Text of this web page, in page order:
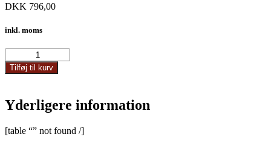
DKK 796,00
inkl. moms
antal
Tilføj til kurv
Yderligere information
[table “” not found /]